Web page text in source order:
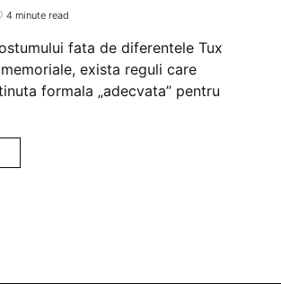
4 minute read
fata de diferentele Tux
exista reguli care
formala „adecvata” pentru